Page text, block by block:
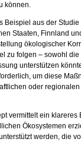
können.
Beispiel aus der
Staaten, Finnland
ökologischer
zu folgen – sowohl
unterstützen
um diese
oder
vermittelt ein
Ökosystemen
werden, die